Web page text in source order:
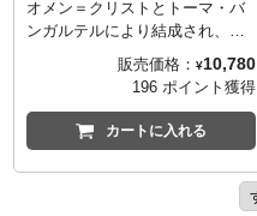
オメン＝クリストとトーマ・バ
ンガルテルにより結成され、フ
ァーストアルバムで大ヒットを
飛ばし、2000年にリリースした
代表曲の一つ「ワン・モア・タ
イム」では、PVに2人が大ファ
ンだと公言していた松本零士氏
集めた音楽デュオ「ダフトパン
販売価格： ¥10,780
196 ポイント獲得
カートに入れる